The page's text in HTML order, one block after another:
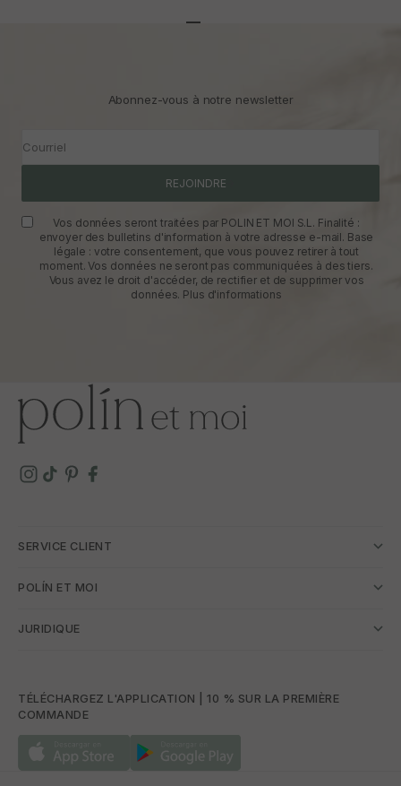
Abonnez-vous à notre newsletter
Courriel
REJOINDRE
Vos données seront traitées par POLIN ET MOI S.L. Finalité :
envoyer des bulletins d'information à votre adresse e-mail. Base
légale : votre consentement, que vous pouvez retirer à tout
moment. Vos données ne seront pas communiquées à des tiers.
Vous avez le droit d'accéder, de rectifier et de supprimer vos
données. Plus d'informations
SERVICE CLIENT
POLÍN ET MOI
JURIDIQUE
TÉLÉCHARGEZ L'APPLICATION | 10 % SUR LA PREMIÈRE
COMMANDE